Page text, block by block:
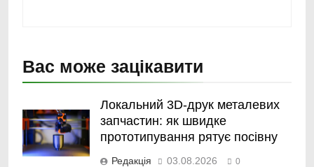
Вас може зацікавити
Локальний 3D-друк металевих
запчастин: як швидке
прототипування рятує посівну
Редакція 03.08.2026 0